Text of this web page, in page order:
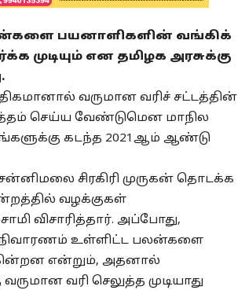
பயனாளிகளின் வங்கிக்
என தமிழக அரசுக்கு
வருமான வரிச் சட்டத்தின்
செய்ய வேண்டுமென மாநில
கடந்த 2021ஆம் ஆண்டு
சிரகிரி முருகன் தொடக்க
வழக்குகள்
விசாரித்தார். அப்போது,
நிவாரணம் உள்ளிட்ட பலன்களை
என்றும், அதனால்
வரி செலுத்த முடியாது